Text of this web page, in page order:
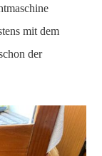
mit dem
der